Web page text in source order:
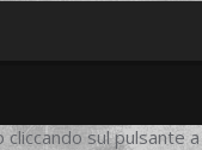
cliccando sul pulsante a